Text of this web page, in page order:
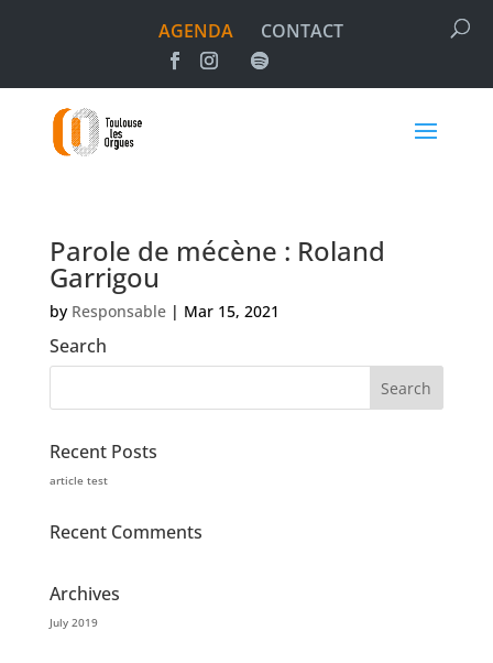
AGENDA CONTACT
Parole de mécène : Roland
Garrigou
by Responsable| Mar 15, 2021
Search
Recent Posts
article test
Recent Comments
Archives
July 2019